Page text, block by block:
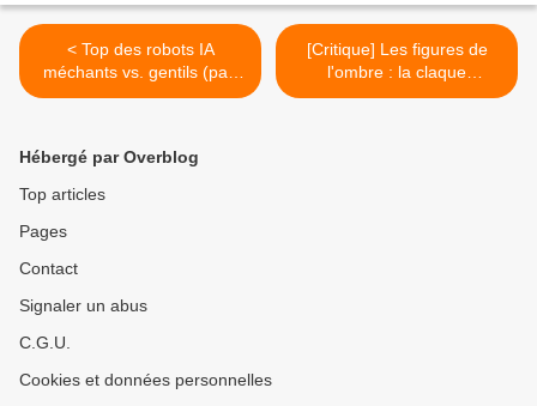
< Top des robots IA
méchants vs. gentils (part
1)
[Critique] Les figures de
l'ombre : la claque
historique ! >
Hébergé par Overblog
Top articles
Pages
Contact
Signaler un abus
C.G.U.
Cookies et données personnelles